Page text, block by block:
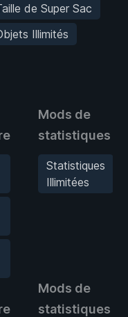
de Super Sac
Illimités
Mods de
statistiques
Statistiques
Illimitées
Mods de
statistiques